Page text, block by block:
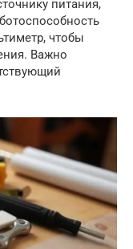
питания,
чтобы
Важно